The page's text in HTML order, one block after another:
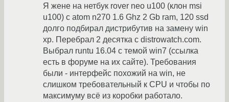
Я жене на нетбук rover neo u100 (клон msi
u100) c atom n270 1.6 Ghz 2 Gb ram, 120 ssd
долго подбирал дистрибутив на замену win
xp. Перебрал 2 десятка с distrowatch.com.
Выбрал runtu 16.04 c темой win7 (ссылка
есть в форуме на их сайте). Требования
были - интерфейс похожий на win, не
слишком требовательный к CPU и чтобы по
максимуму всё из коробки работало.